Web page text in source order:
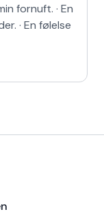
fornuft. · En
· En følelse